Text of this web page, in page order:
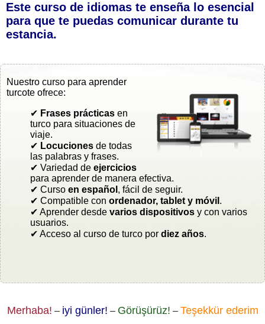
Este curso de idiomas te enseña lo esencial
para que te puedas comunicar durante tu
estancia.
Nuestro curso para aprender
turcote ofrece:
✔ Frases prácticas en
turco para situaciones de
viaje.
✔ Locuciones de todas
las palabras y frases.
✔ Variedad de ejercicios
para aprender de manera efectiva.
✔ Curso en español , fácil de seguir.
✔ Compatible con ordenador, tablet y móvil .
✔ Aprender desde varios dispositivos y con varios
usuarios.
✔ Acceso al curso de turco por diez años.
Merhaba! – iyi günler! – Görüşürüz! – Teşekkür ederim